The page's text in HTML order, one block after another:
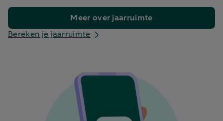
Meer over jaarruimte
Bereken je jaarruimte